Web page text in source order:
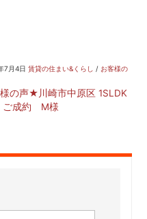
7月4日 賃貸の住まい&くらし / お客様の
の声★川崎市中原区 1SLDK
ご成約 M様